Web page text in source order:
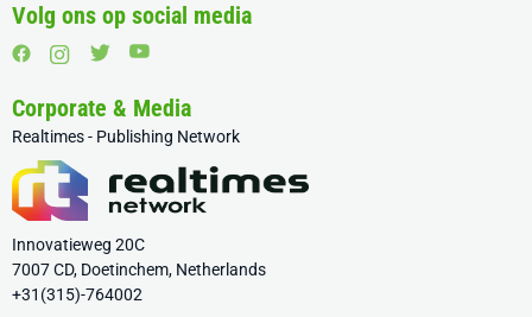
Volg ons op social media
Corporate & Media
Realtimes - Publishing Network
Innovatieweg 20C
7007 CD, Doetinchem, Netherlands
+31(315)-764002